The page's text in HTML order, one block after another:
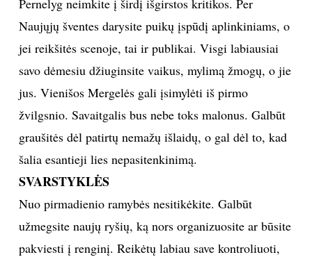
Pernelyg neimkite į širdį išgirstos kritikos. Per
Naujųjų šventes darysite puikų įspūdį aplinkiniams, o
jei reikšitės scenoje, tai ir publikai. Visgi labiausiai
savo dėmesiu džiuginsite vaikus, mylimą žmogų, o jie
jus. Vienišos Mergelės gali įsimylėti iš pirmo
žvilgsnio. Savaitgalis bus nebe toks malonus. Galbūt
graušitės dėl patirtų nemažų išlaidų, o gal dėl to, kad
šalia esantieji lies nepasitenkinimą.
SVARSTYKLĖS
Nuo pirmadienio ramybės nesitikėkite. Galbūt
užmegsite naujų ryšių, ką nors organizuosite ar būsite
pakviesti į renginį. Reikėtų labiau save kontroliuoti,